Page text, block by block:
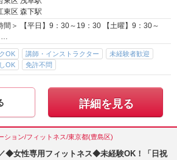
東区 森下駅
間＞ 【平日】9：30～19：30 【土曜】9：30～
…
OK 講師・インストラクター
未経験者歓迎
OK
免許不問
詳細を見る
ション/フィットネス/東京都(豊島区)
◆女性専用フィットネス◆未経験OK！「日祝